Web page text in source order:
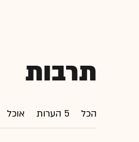
תרבות
הכל 5 הערות אוכל